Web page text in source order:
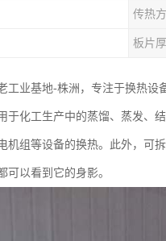
传热
板片
业基地-株洲，专注于换热设
于化工生产中的蒸馏、蒸发、
机组等设备的换热。此外，可
以看到它的身影。